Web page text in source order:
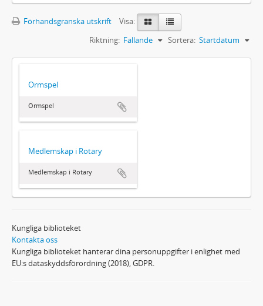
Förhandsgranska utskrift
Visa:
Sortera: Startdatum
Riktning: Fallande
Ormspel
Ormspel
Medlemskap i Rotary
Medlemskap i Rotary
Kungliga biblioteket
Kontakta oss
Kungliga biblioteket hanterar dina personuppgifter i enlighet med
EU:s dataskyddsförordning (2018), GDPR.